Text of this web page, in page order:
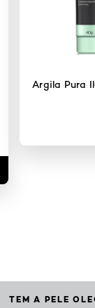
Argila Pura
TEM A PELE